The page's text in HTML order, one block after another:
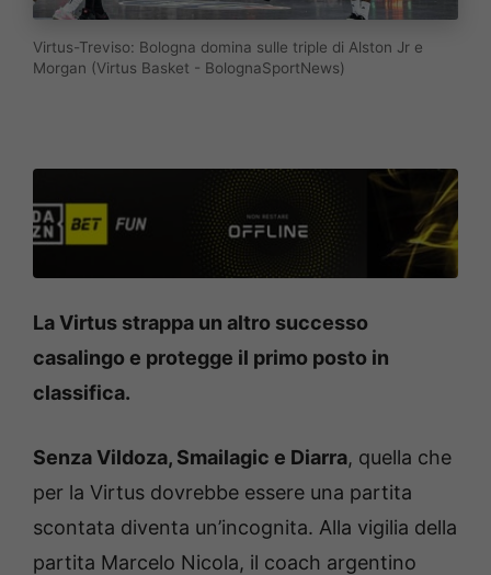
Virtus-Treviso: Bologna domina sulle triple di Alston Jr e
Morgan (Virtus Basket - BolognaSportNews)
La Virtus strappa un altro successo
casalingo e protegge il primo posto in
classifica.
Senza Vildoza, Smailagic e Diarra, quella che
per la Virtus dovrebbe essere una partita
scontata diventa un’incognita. Alla vigilia della
partita Marcelo Nicola, il coach argentino